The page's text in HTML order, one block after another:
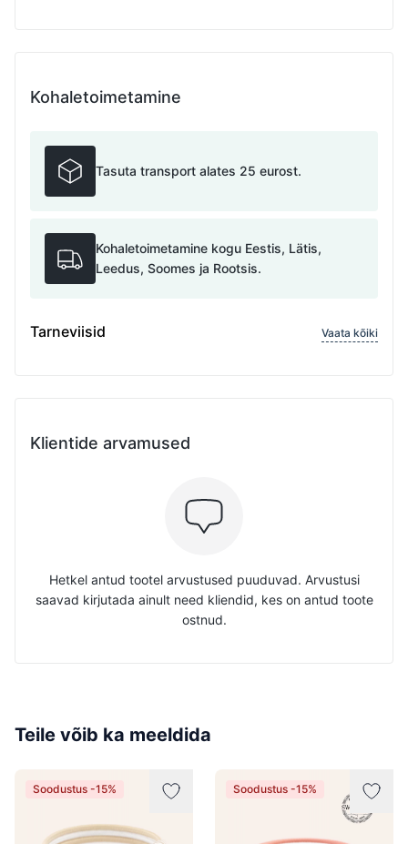
Kohaletoimetamine
Tasuta transport alates 25 eurost.
Kohaletoimetamine kogu Eestis, Lätis,
Leedus, Soomes ja Rootsis.
Tarneviisid Vaata kõiki
Klientide arvamused
Hetkel antud tootel arvustused puuduvad. Arvustusi
saavad kirjutada ainult need kliendid, kes on antud toote
ostnud.
Teile võib ka meeldida
Soodustus -15% Soodustus -15%